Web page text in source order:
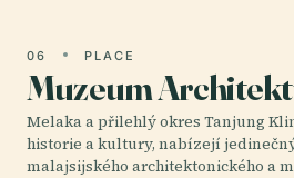
06 PLACE
Muzeum
Melaka a přilehlý okres Tanjung
historie a kultury, nabízejí
malajsijského architektonického a